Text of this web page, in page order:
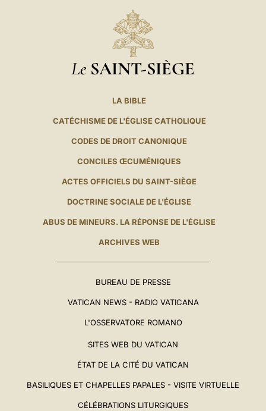
Le SAINT-SIÈGE
LA BIBLE
CATÉCHISME DE L'ÉGLISE CATHOLIQUE
CODES DE DROIT CANONIQUE
CONCILES ŒCUMÉNIQUES
ACTES OFFICIELS DU SAINT-SIÈGE
DOCTRINE SOCIALE DE L'ÉGLISE
ABUS DE MINEURS. LA RÉPONSE DE L'ÉGLISE
ARCHIVES WEB
BUREAU DE PRESSE
VATICAN NEWS - RADIO VATICANA
L'OSSERVATORE ROMANO
SITES WEB DU VATICAN
ÉTAT DE LA CITÉ DU VATICAN
BASILIQUES ET CHAPELLES PAPALES - VISITE VIRTUELLE
CÉLÉBRATIONS LITURGIQUES